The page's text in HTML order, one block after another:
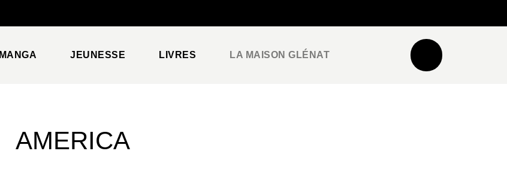
MANGA JEUNESSE LIVRES LA MAISON GLÉNAT
AMERICA